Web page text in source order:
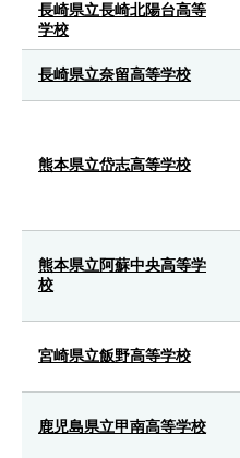
長崎県立長崎北陽台高等
学校
長崎県立奈留高等学校
熊本県立岱志高等学校
熊本県立阿蘇中央高等学
校
宮崎県立飯野高等学校
鹿児島県立甲南高等学校